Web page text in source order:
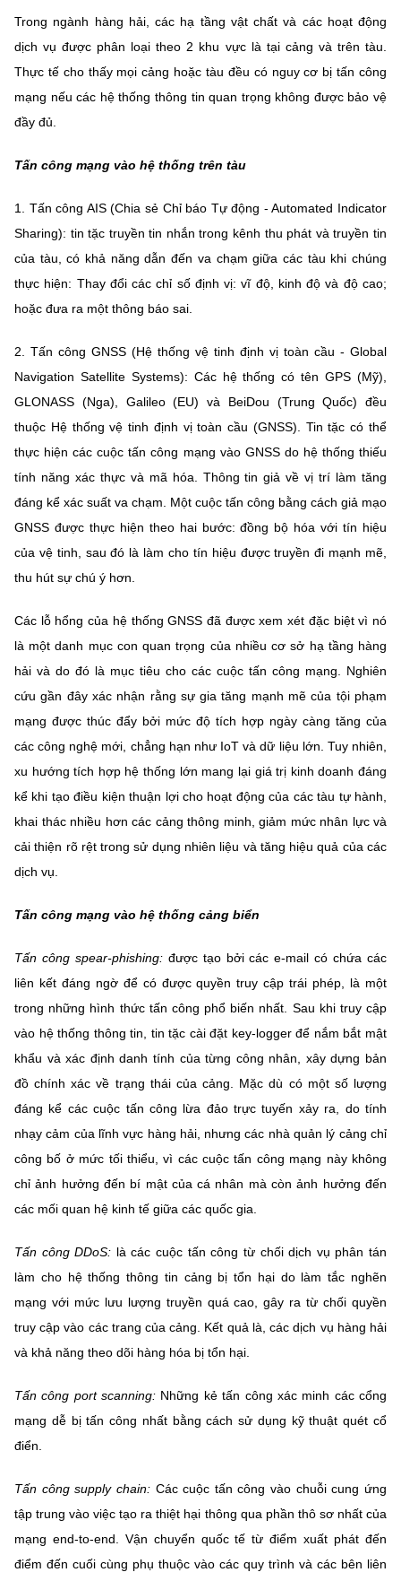
Trong ngành hàng hải, các hạ tầng vật chất và các hoạt động
dịch vụ được phân loại theo 2 khu vực là tại cảng và trên tàu.
Thực tế cho thấy mọi cảng hoặc tàu đều có nguy cơ bị tấn công
mạng nếu các hệ thống thông tin quan trọng không được bảo vệ
đầy đủ.
Tấn công mạng vào hệ thống trên tàu
1. Tấn công AIS (Chia sẻ Chỉ báo Tự động - Automated Indicator
Sharing): tin tặc truyền tin nhắn trong kênh thu phát và truyền tin
của tàu, có khả năng dẫn đến va chạm giữa các tàu khi chúng
thực hiện: Thay đổi các chỉ số định vị: vĩ độ, kinh độ và độ cao;
hoặc đưa ra một thông báo sai.
2. Tấn công GNSS (Hệ thống vệ tinh định vị toàn cầu - Global
Navigation Satellite Systems): Các hệ thống có tên GPS (Mỹ),
GLONASS (Nga), Galileo (EU) và BeiDou (Trung Quốc) đều
thuộc Hệ thống vệ tinh định vị toàn cầu (GNSS). Tin tặc có thể
thực hiện các cuộc tấn công mạng vào GNSS do hệ thống thiếu
tính năng xác thực và mã hóa. Thông tin giả về vị trí làm tăng
đáng kể xác suất va chạm. Một cuộc tấn công bằng cách giả mạo
GNSS được thực hiện theo hai bước: đồng bộ hóa với tín hiệu
của vệ tinh, sau đó là làm cho tín hiệu được truyền đi mạnh mẽ,
thu hút sự chú ý hơn.
Các lỗ hổng của hệ thống GNSS đã được xem xét đặc biệt vì nó
là một danh mục con quan trọng của nhiều cơ sở hạ tầng hàng
hải và do đó là mục tiêu cho các cuộc tấn công mạng. Nghiên
cứu gần đây xác nhận rằng sự gia tăng mạnh mẽ của tội phạm
mạng được thúc đẩy bởi mức độ tích hợp ngày càng tăng của
các công nghệ mới, chẳng hạn như IoT và dữ liệu lớn. Tuy nhiên,
xu hướng tích hợp hệ thống lớn mang lại giá trị kinh doanh đáng
kể khi tạo điều kiện thuận lợi cho hoạt động của các tàu tự hành,
khai thác nhiều hơn các cảng thông minh, giảm mức nhân lực và
cải thiện rõ rệt trong sử dụng nhiên liệu và tăng hiệu quả của các
dịch vụ.
Tấn công mạng vào hệ thống cảng biển
Tấn công spear-phishing:được tạo bởi các e-mail có chứa các
liên kết đáng ngờ để có được quyền truy cập trái phép, là một
trong những hình thức tấn công phổ biến nhất. Sau khi truy cập
vào hệ thống thông tin, tin tặc cài đặt key-logger để nắm bắt mật
khẩu và xác định danh tính của từng công nhân, xây dựng bản
đồ chính xác về trạng thái của cảng. Mặc dù có một số lượng
đáng kể các cuộc tấn công lừa đảo trực tuyến xảy ra, do tính
nhạy cảm của lĩnh vực hàng hải, nhưng các nhà quản lý cảng chỉ
công bố ở mức tối thiểu, vì các cuộc tấn công mạng này không
chỉ ảnh hưởng đến bí mật của cá nhân mà còn ảnh hưởng đến
các mối quan hệ kinh tế giữa các quốc gia.
Tấn công DDoS: là các cuộc tấn công từ chối dịch vụ phân tán
làm cho hệ thống thông tin cảng bị tổn hại do làm tắc nghẽn
mạng với mức lưu lượng truyền quá cao, gây ra từ chối quyền
truy cập vào các trang của cảng. Kết quả là, các dịch vụ hàng hải
và khả năng theo dõi hàng hóa bị tổn hại.
Tấn công port scanning: Những kẻ tấn công xác minh các cổng
mạng dễ bị tấn công nhất bằng cách sử dụng kỹ thuật quét cổ
điển.
Tấn công supply chain: Các cuộc tấn công vào chuỗi cung ứng
tập trung vào việc tạo ra thiệt hại thông qua phần thô sơ nhất của
mạng end-to-end. Vận chuyển quốc tế từ điểm xuất phát đến
điểm đến cuối cùng phụ thuộc vào các quy trình và các bên liên